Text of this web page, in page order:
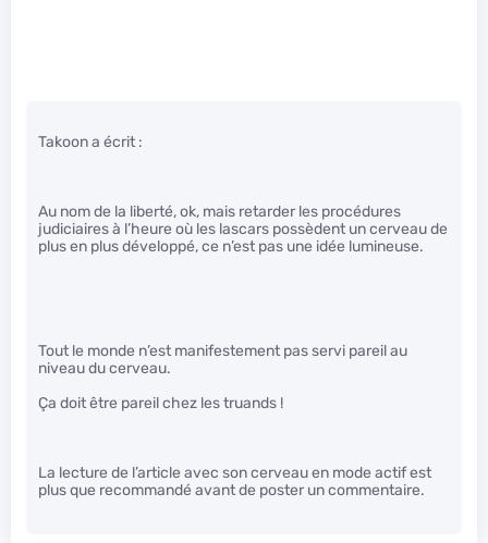
Takoon a écrit :
Au nom de la liberté, ok, mais retarder les procédures
judiciaires à l’heure où les lascars possèdent un cerveau de
plus en plus développé, ce n’est pas une idée lumineuse.
Tout le monde n’est manifestement pas servi pareil au
niveau du cerveau.
Ça doit être pareil chez les truands !
La lecture de l’article avec son cerveau en mode actif est
plus que recommandé avant de poster un commentaire.